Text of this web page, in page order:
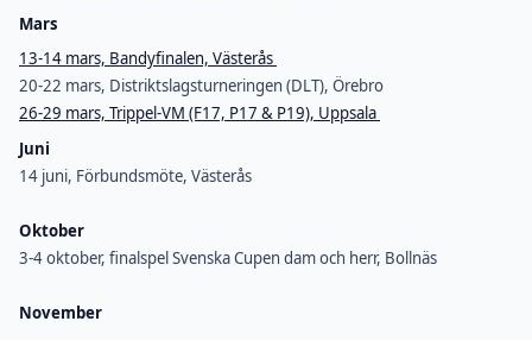
Mars
13-14 mars, Bandyfinalen, Västerås
20-22 mars, Distriktslagsturneringen (DLT), Örebro
26-29 mars, Trippel-VM (F17, P17 & P19), Uppsala
Juni
14 juni, Förbundsmöte, Västerås
Oktober
3-4 oktober, finalspel Svenska Cupen dam och herr, Bollnäs
November